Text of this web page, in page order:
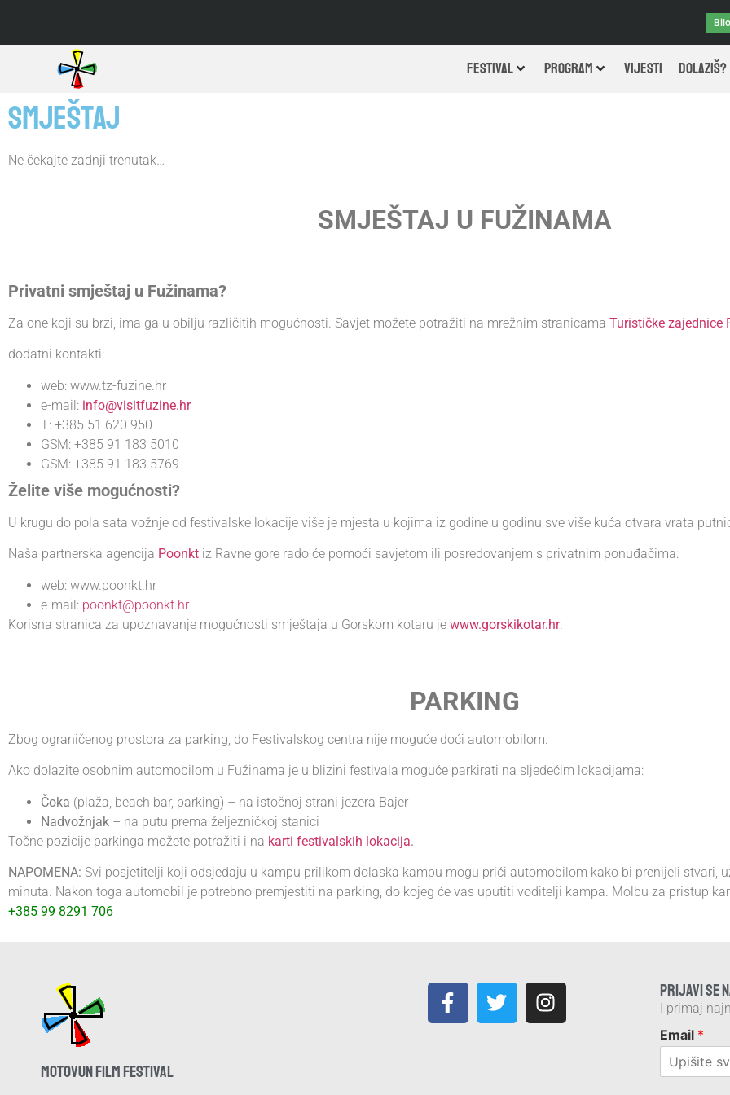
FESTIVAL PROGRAM VIJESTI DOLAZIŠ?
Smještaj
Ne čekajte zadnji trenutak…
SMJEŠTAJ U FUŽINAMA
Privatni smještaj u Fužinama?
Za one koji su brzi, ima ga u obilju različitih mogućnosti. Savjet možete potražiti na mrežnim stranicama Turističke zajednice
dodatni kontakti:
web: www.tz-fuzine.hr
e-mail: info@visitfuzine.hr
T: +385 51 620 950
GSM: +385 91 183 5010
GSM: +385 91 183 5769
Želite više mogućnosti?
U krugu do pola sata vožnje od festivalske lokacije više je mjesta u kojima iz godine u godinu sve više kuća otvara vrata
Naša partnerska agencija Poonkt iz Ravne gore rado će pomoći savjetom ili posredovanjem s privatnim ponuđačima:
web: www.poonkt.hr
e-mail: poonkt@poonkt.hr
Korisna stranica za upoznavanje mogućnosti smještaja u Gorskom kotaru je www.gorskikotar.hr.
PARKING
Zbog ograničenog prostora za parking, do Festivalskog centra nije moguće doći automobilom.
Ako dolazite osobnim automobilom u Fužinama je u blizini festivala moguće parkirati na sljedećim lokacijama:
Čoka (plaža, beach bar, parking) – na istočnoj strani jezera Bajer
Nadvožnjak – na putu prema željezničkoj stanici
Točne pozicije parkinga možete potražiti i na karti festivalskih lokacija.
NAPOMENA: Svi posjetitelji koji odsjedaju u kampu prilikom dolaska kampu mogu prići automobilom kako bi prenijeli stvari,
minuta. Nakon toga automobil je potrebno premjestiti na parking, do kojeg će vas uputiti voditelji kampa. Molbu za pristup
+385 99 8291 706
MOTOVUN FILM FESTIVAL
PRIJAVI SE
I primaj
Email *